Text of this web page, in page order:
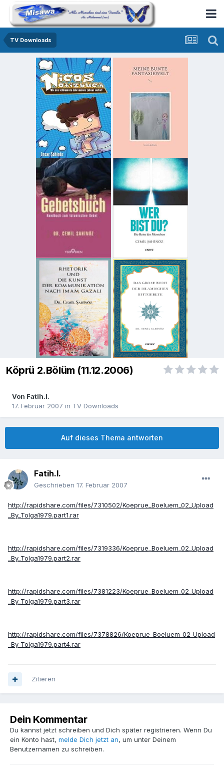
TV Downloads
Köprü 2.Bölüm (11.12.2006)
Von Fatih.I.
17. Februar 2007 in TV Downloads
Auf dieses Thema antworten
Fatih.I.
Geschrieben 17. Februar 2007
http://rapidshare.com/files/7310502/Koeprue_Boeluem_02_Upload
_By_Tolga1979.part1.rar
http://rapidshare.com/files/7319336/Koeprue_Boeluem_02_Upload
_By_Tolga1979.part2.rar
http://rapidshare.com/files/7381223/Koeprue_Boeluem_02_Upload
_By_Tolga1979.part3.rar
http://rapidshare.com/files/7378826/Koeprue_Boeluem_02_Upload
_By_Tolga1979.part4.rar
Zitieren
Dein Kommentar
Du kannst jetzt schreiben und Dich später registrieren. Wenn Du
ein Konto hast, melde Dich jetzt an, um unter Deinem
Benutzernamen zu schreiben.